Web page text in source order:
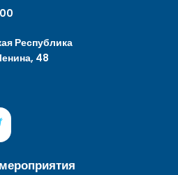
Республика
48